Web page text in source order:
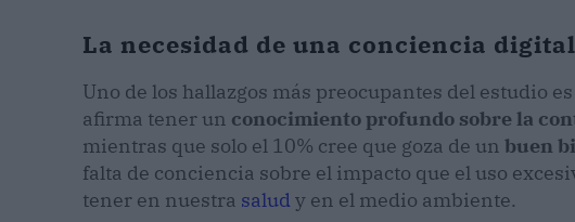
La necesidad de una conciencia
Uno de los hallazgos más preocupantes del estudio
afirma tener un conocimiento profundo sobre la
mientras que solo el 10% cree que goza de un buen
falta de conciencia sobre el impacto que el uso
tener en nuestra salud y en el medio ambiente.